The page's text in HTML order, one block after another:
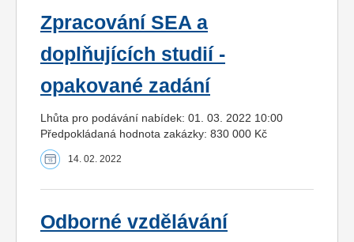
Zpracování SEA a
doplňujících studií -
opakované zadání
Lhůta pro podávání nabídek: 01. 03. 2022 10:00
Předpokládaná hodnota zakázky: 830 000 Kč
14. 02. 2022
Odborné vzdělávání